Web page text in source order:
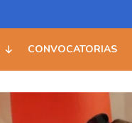
CONVOCATORIAS